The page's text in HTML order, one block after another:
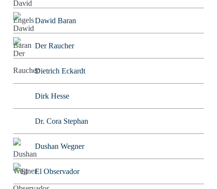
Dawid Baran
Der Raucher
Dietrich Eckardt
Dirk Hesse
Dr. Cora Stephan
Dushan Wegner
El Observador